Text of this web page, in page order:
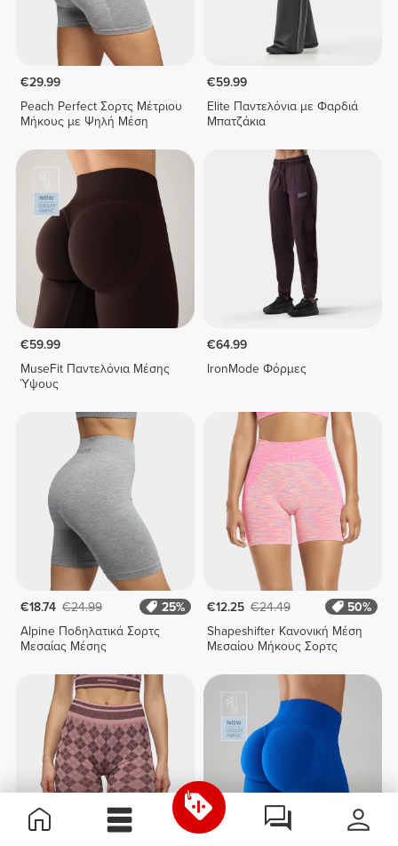
€29.99
Peach Perfect Σορτς Μέτριου
Μήκους με Ψηλή Μέση
€59.99
Elite Παντελόνια με Φαρδιά
Μπατζάκια
€59.99
MuseFit Παντελόνια Μέσης
Ύψους
€64.99
IronMode Φόρμες
€18.74 €24.99
25%
Alpine Ποδηλατικά Σορτς
Μεσαίας Μέσης
€12.25 €24.49
50%
Shapeshifter Κανονική Μέση
Μεσαίου Μήκους Σορτς